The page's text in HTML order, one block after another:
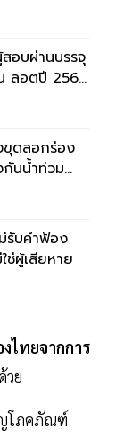
อบผ่านบรรจุ
ลอตปี 2568
ขุดลอกร่อง
กันน้ำท่วม
รับคำฟ้อง
ช่ผู้เสียหาย
ไทยจากการ
วย
โภคภัณฑ์